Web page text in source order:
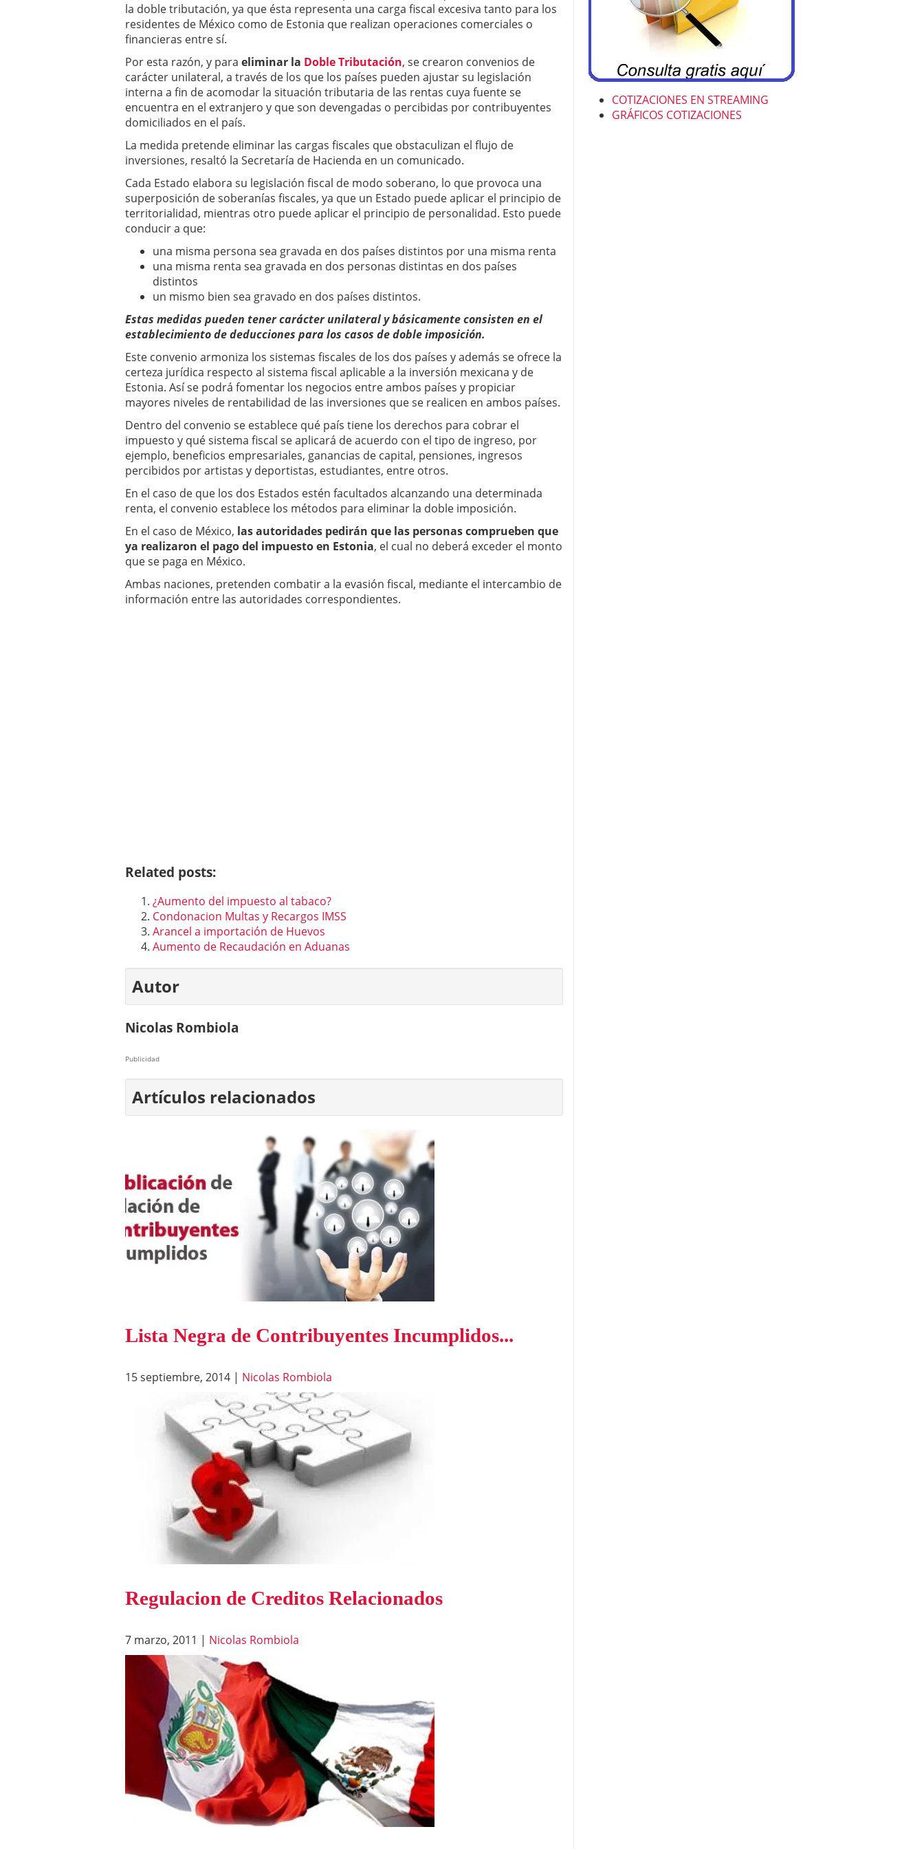
la doble tributación, ya que ésta representa una carga fiscal excesiva tanto para los
residentes de México como de Estonia que realizan operaciones comerciales o
financieras entre sí.
Por esta razón, y para eliminar la Doble Tributación, se crearon convenios de
carácter unilateral, a través de los que los países pueden ajustar su legislación
interna a fin de acomodar la situación tributaria de las rentas cuya fuente se
encuentra en el extranjero y que son devengadas o percibidas por contribuyentes
domiciliados en el país.
La medida pretende eliminar las cargas fiscales que obstaculizan el flujo de
inversiones, resaltó la Secretaría de Hacienda en un comunicado.
Cada Estado elabora su legislación fiscal de modo soberano, lo que provoca una
superposición de soberanías fiscales, ya que un Estado puede aplicar el principio de
territorialidad, mientras otro puede aplicar el principio de personalidad. Esto puede
conducir a que:
una misma persona sea gravada en dos países distintos por una misma renta
una misma renta sea gravada en dos personas distintas en dos países
distintos
un mismo bien sea gravado en dos países distintos.
Estas medidas pueden tener carácter unilateral y básicamente consisten en el
establecimiento de deducciones para los casos de doble imposición.
Este convenio armoniza los sistemas fiscales de los dos países y además se ofrece la
certeza jurídica respecto al sistema fiscal aplicable a la inversión mexicana y de
Estonia. Así se podrá fomentar los negocios entre ambos países y propiciar
mayores niveles de rentabilidad de las inversiones que se realicen en ambos países.
Dentro del convenio se establece qué país tiene los derechos para cobrar el
impuesto y qué sistema fiscal se aplicará de acuerdo con el tipo de ingreso, por
ejemplo, beneficios empresariales, ganancias de capital, pensiones, ingresos
percibidos por artistas y deportistas, estudiantes, entre otros.
En el caso de que los dos Estados estén facultados alcanzando una determinada
renta, el convenio establece los métodos para eliminar la doble imposición.
En el caso de México, las autoridades pedirán que las personas comprueben que
ya realizaron el pago del impuesto en Estonia, el cual no deberá exceder el monto
que se paga en México.
Ambas naciones, pretenden combatir a la evasión fiscal, mediante el intercambio de
información entre las autoridades correspondientes.
Related posts:
¿Aumento del impuesto al tabaco?
Condonacion Multas y Recargos IMSS
Arancel a importación de Huevos
Aumento de Recaudación en Aduanas
Autor
Nicolas Rombiola
Publicidad
Artículos relacionados
Lista Negra de Contribuyentes Incumplidos...
15 septiembre, 2014 | Nicolas Rombiola
Regulacion de Creditos Relacionados
7 marzo, 2011 | Nicolas Rombiola
COTIZACIONES EN STREAMING
GRÁFICOS COTIZACIONES